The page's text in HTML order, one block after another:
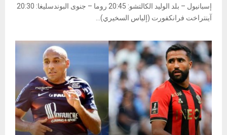
إسبانيول – بلد الوليد ​الكالتشو​: 20:45 روما – جنوى ​البوندسليغا​: 20:30
آينتراخت فرانكفورت (إلياس السخيري)...